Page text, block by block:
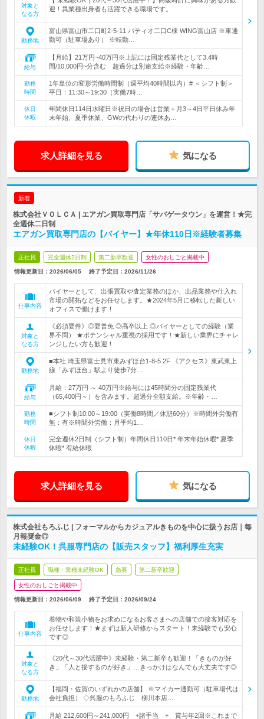
対象と
なる方
迎！異業種出身者も活躍できる職場です。
勤務地
富山県富山市二口町2-5-11 パティオ二口C棟 WING富山店 ※車通
勤可（駐車場あり） ※転勤…
給与
【月給】21万円~40万円※上記には固定残業代として3.4時
間/10,000円~分含む 超過分は別途支給※経験・年齢…
勤務
時間
1年単位の変形労働時間制（週平均40時間以内）# ＜シフト制＞
平日：11:30～19:30（実働7時…
休日
休暇
年間休日114日水曜日※祝日の場合は営業＋月3～4日平日休み年
末年始、夏季休業、GWの代わりの連休あ…
求人詳細を見る 気になる
新着
株式会社ＶＯＬＣＡ | エアガン買取専門店「サバゲータウン」を運営！★完
全週休二日制
エアガン買取専門店の【バイヤー】★年休110日※経験者募集
正社員 完全週休2日制 第二新卒歓迎 女性のおしごと掲載中
情報更新日：2026/06/05 終了予定日： 2026/11/26
仕事内容
バイヤーとして、出張買取や査定業務のほか、出品業務や仕入れ
市場の開拓などをお任せします。★2024年5月に移転した新しい
オフィスで働けます！
対象と
なる方
《必須要件》◎要普免 ◎高卒以上 ◎バイヤーとしての経験（業
界不問） ★ポテンシャル重視の採用です！★新しい業界にチャレ
ンジしたい方も歓迎！
勤務地
■本社 埼玉県富士見市東みずほ台1-8-5 2F 《アクセス》東武東上
線「みずほ台」駅より徒歩7分…
給与
月給：27万円 ～ 40万円※給与には45時間分の固定残業代
（65,400円～）を含みます。超過分全額支給。※年齢・…
勤務
時間
■シフト制10:00～19:00（実働8時間／休憩60分）※時間外労働有
無：有※時間外労働：月平均1…
休日
休暇
完全週休2日制（シフト制）年間休日110日* 年末年始休暇* 夏季
休暇* 有給休暇
求人詳細を見る 気になる
株式会社もろふじ | フォーマルからカジュアルきものを中心に扱うお店｜毎
月報奨金◎
未経験OK！呉服専門店の【販売スタッフ】福利厚生充実
正社員 職種・業種未経験OK 急募 第二新卒歓迎
女性のおしごと掲載中
情報更新日：2026/06/09 終了予定日： 2026/09/24
仕事内容
着物や和装小物をお求めになるお客さまへの店舗での接客対応を
お任せします！★まずは新人研修からスタート！未経験でも安心
です◎
対象と
なる方
《20代～30代活躍中》未経験・第二新卒も歓迎！「きものが好
き」「人と接するのが好き」…きっかけはなんでも大丈夫です◎
勤務地
【福岡・佐賀のいずれかの店舗】 ※マイカー通勤可（駐車場代は
会社負担） ◇呉服のもろふじ 柳川本店…
月給 212,600円～241,000円 +諸手当 + 賞与年2回※これまで